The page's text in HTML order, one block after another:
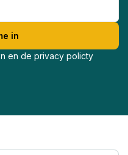
en de privacy policty